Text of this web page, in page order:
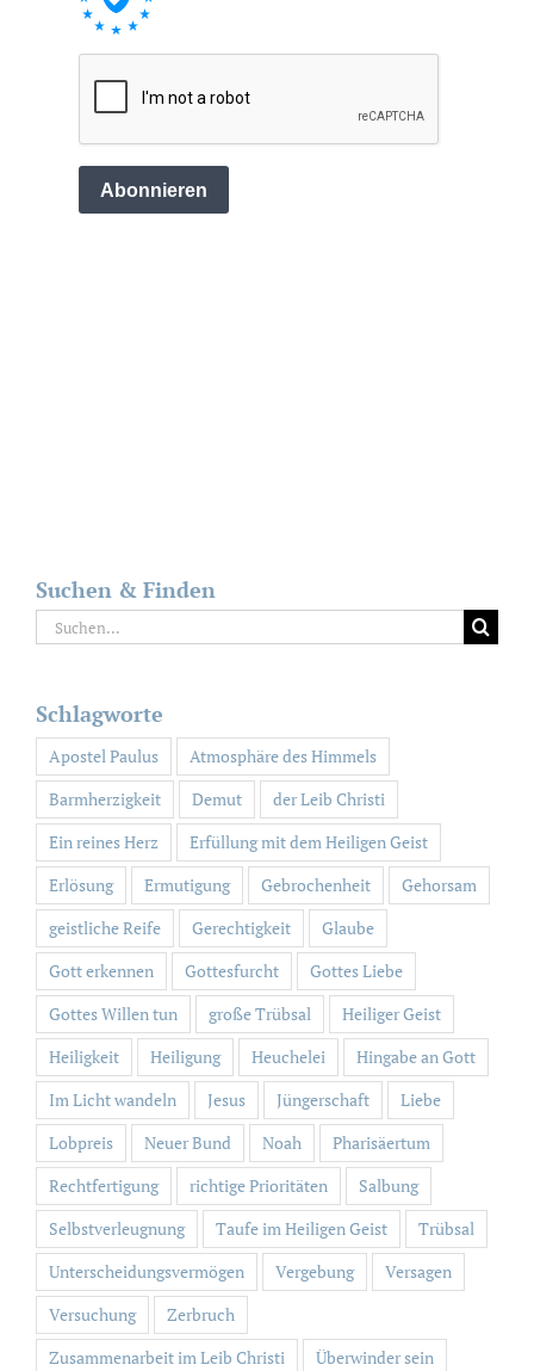
Suchen & Finden
Suche
nach:
Schlagworte
Apostel Paulus
Atmosphäre des Himmels
Barmherzigkeit
Demut
der Leib Christi
Ein reines Herz
Erfüllung mit dem Heiligen Geist
Erlösung
Ermutigung Gebrochenheit
Gehorsam
geistliche Reife
Gerechtigkeit
Glaube
Gott erkennen
Gottesfurcht
Gottes Liebe
Gottes Willen tun
große Trübsal
Heiliger Geist
Heiligkeit
Heiligung Heuchelei
Hingabe an Gott
Im Licht wandeln
Jesus Jüngerschaft
Liebe
Lobpreis
Neuer Bund Noah
Pharisäertum
Rechtfertigung
richtige Prioritäten
Salbung
Selbstverleugnung
Taufe im Heiligen Geist
Trübsal
Unterscheidungsvermögen
Vergebung
Versagen
Versuchung
Zerbruch
Zusammenarbeit im Leib Christi
Überwinder sein